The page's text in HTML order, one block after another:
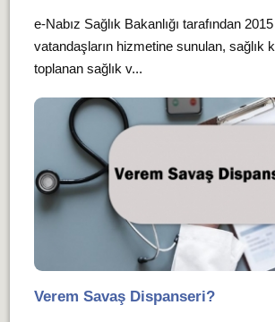
e-Nabız Sağlık Bakanlığı tarafından 2015
vatandaşların hizmetine sunulan, sağlık
toplanan sağlık v...
Verem Savaş Dispanseri?